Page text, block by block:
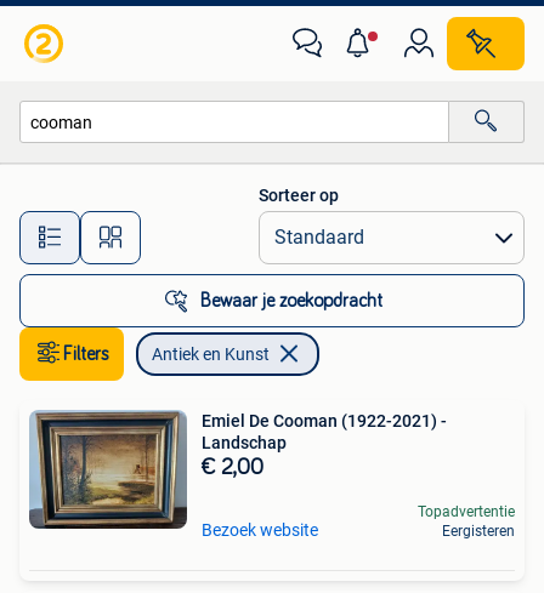
Alle afstanden…
Sorteer op
Bewaar je zoekopdracht
Filters Antiek en Kunst
Emiel De Cooman (1922-2021) -
Landschap
€ 2,00
Bezoek website
Topadvertentie
Eergisteren